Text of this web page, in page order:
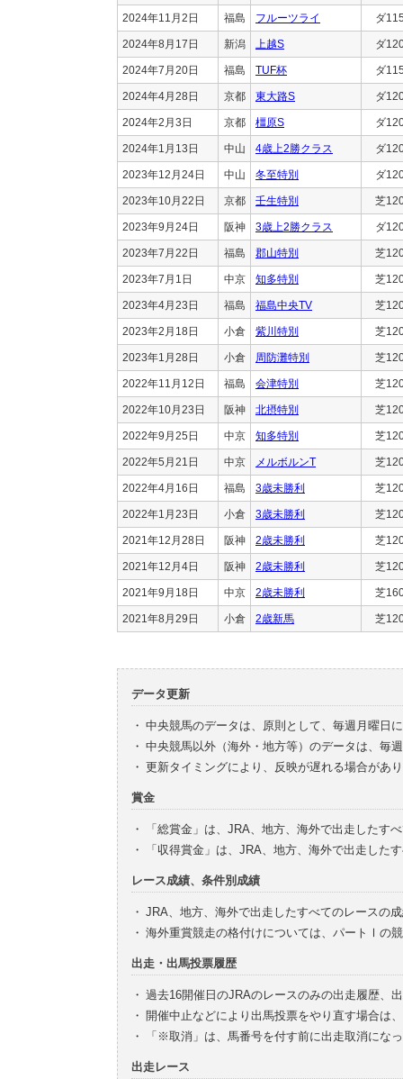
2024年11月2日 福島 フルーツライ ダ
2024年8月17日 新潟 上越S ダ
2024年7月20日 福島 TUF杯 ダ
2024年4月28日 京都 東大路S ダ
2024年2月3日 京都 橿原S ダ
2024年1月13日 中山 4歳上2勝クラス ダ
2023年12月24日 中山 冬至特別 ダ
2023年10月22日 京都 壬生特別 芝
2023年9月24日 阪神 3歳上2勝クラス ダ
2023年7月22日 福島 郡山特別 芝
2023年7月1日 中京 知多特別 芝
2023年4月23日 福島 福島中央TV 芝
2023年2月18日 小倉 紫川特別 芝
2023年1月28日 小倉 周防灘特別 芝
2022年11月12日 福島 会津特別 芝
2022年10月23日 阪神 北摂特別 芝
2022年9月25日 中京 知多特別 芝
2022年5月21日 中京 メルボルンT 芝
2022年4月16日 福島 3歳未勝利 芝
2022年1月23日 小倉 3歳未勝利 芝
2021年12月28日 阪神 2歳未勝利 芝
2021年12月4日 阪神 2歳未勝利 芝
2021年9月18日 中京 2歳未勝利 芝
2021年8月29日 小倉 2歳新馬 芝
データ更新
・ 中央競馬のデータは、原則として、毎週月曜日
・ 中央競馬以外（海外・地方等）のデータは、毎
・ 更新タイミングにより、反映が遅れる場合があ
賞金
・
「総賞金」は、JRA、地方、海外で出走したす
・
「収得賞金」は、JRA、地方、海外で出走した
レース成績、条件別成績
・ JRA、地方、海外で出走したすべてのレースの
・ 海外重賞競走の格付けについては、パートⅠの
出走・出馬投票履歴
・ 過去16開催日のJRAのレースのみの出走履歴、
・ 開催中止などにより出馬投票をやり直す場合は
・
「※取消」は、馬番号を付す前に出走取消にな
出走レース